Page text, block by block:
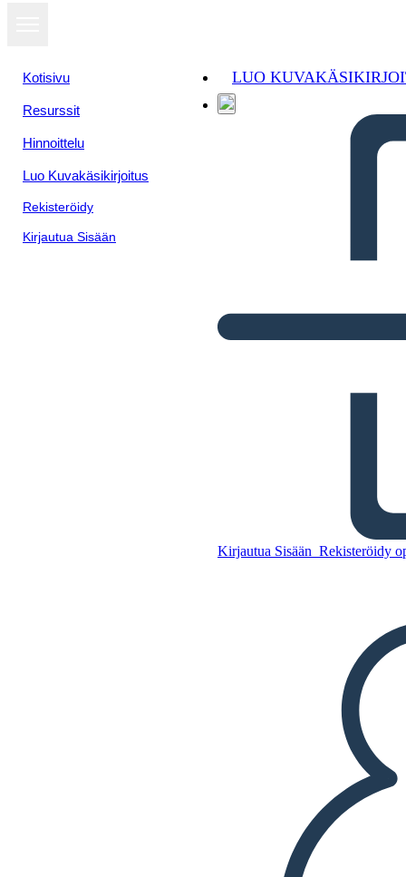
Kotisivu
Resurssit
Hinnoittelu
Luo Kuvakäsikirjoitus
Rekisteröidy
Kirjautua Sisään
LUO
Kirjautua Sisään Rekisteröidy
LUO KUVAKÄSIKIRJOITUS